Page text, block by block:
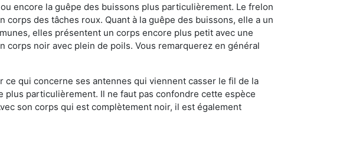
encore la guêpe des buissons plus particulièrement. Le frelon
des tâches roux. Quant à la guêpe des buissons, elle a un
elles présentent un corps encore plus petit avec une
corps noir avec plein de poils. Vous remarquerez en général
qui concerne ses antennes qui viennent casser le fil de la
particulièrement. Il ne faut pas confondre cette espèce
son corps qui est complètement noir, il est également